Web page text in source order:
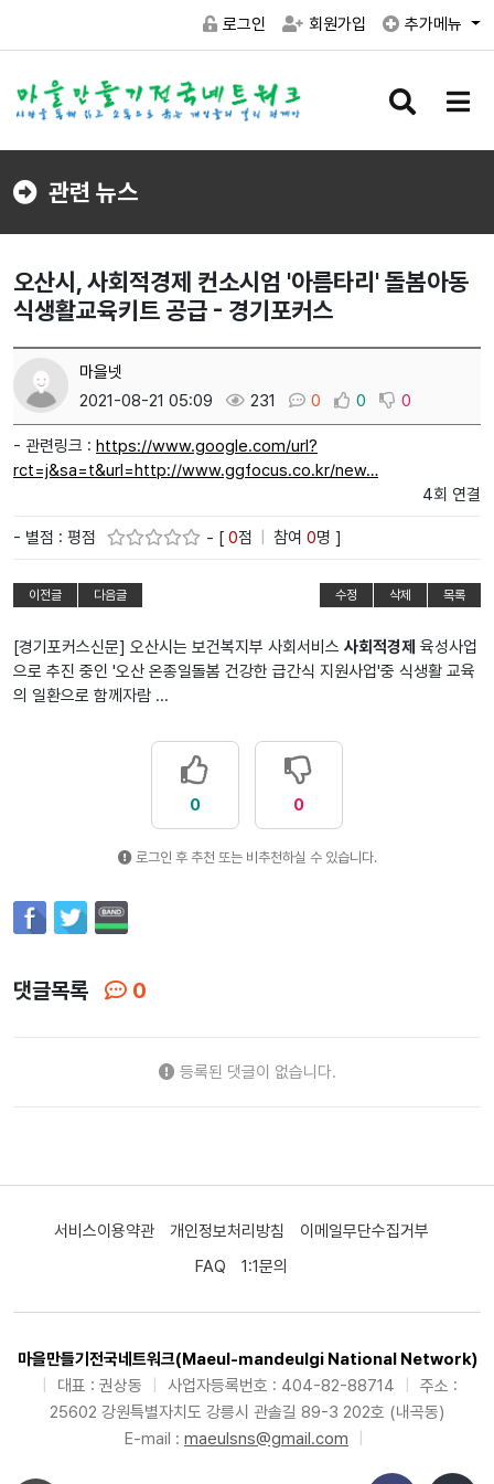
로그인 회원가입 추가메뉴
검
버
메
버
관련 뉴스
오산시, 사회적경제 컨소시엄 '아름타리' 돌봄아동
식생활교육키트 공급 - 경기포커스
마을넷
2021-08-21 05:09
231 0 0 0
- 관련링크 : https://www.google.com/url?
rct=j&sa=t&url=http://www.ggfocus.co.kr/new…
4회 연결
- 별점 : 평점 - [ 0점 참여 0명 ]
이전글 다음글 수정 삭제 목록
[경기포커스신문] 오산시는 보건복지부 사회서비스 사회적경제 육성사업
으로 추진 중인 '오산 온종일돌봄 건강한 급간식 지원사업'중 식생활 교육
의 일환으로 함께자람 ...
0 0
로그인 후 추천 또는 비추천하실 수 있습니다.
댓글목록 0
등록된 댓글이 없습니다.
서비스이용약관 개인정보처리방침
이메일무단수집거부
FAQ
1:1문의
마을만들기전국네트워크(Maeul-mandeulgi National Network)
대표 : 권상동 사업자등록번호 : 404-82-88714
주소 :
25602 강원특별자치도 강릉시 관솔길 89-3 202호 (내곡동)
E-mail : maeulsns@gmail.com